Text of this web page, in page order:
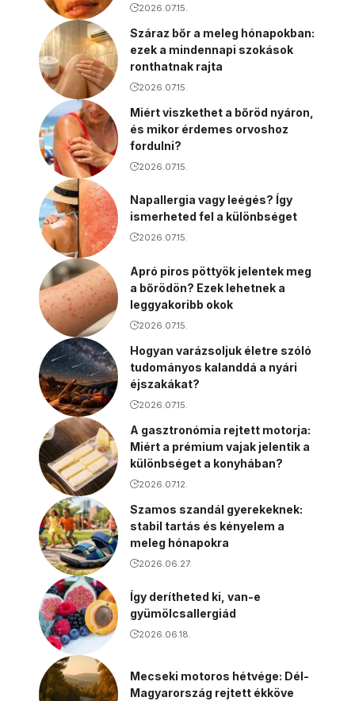
2026.07.15.
Száraz bőr a meleg hónapokban:
ezek a mindennapi szokások
ronthatnak rajta
2026.07.15.
Miért viszkethet a bőröd nyáron,
és mikor érdemes orvoshoz
fordulni?
2026.07.15.
Napallergia vagy leégés? Így
ismerheted fel a különbséget
2026.07.15.
Apró piros pöttyök jelentek meg
a bőrödön? Ezek lehetnek a
leggyakoribb okok
2026.07.15.
Hogyan varázsoljuk életre szóló
tudományos kalanddá a nyári
éjszakákat?
2026.07.15.
A gasztronómia rejtett motorja:
Miért a prémium vajak jelentik a
különbséget a konyhában?
2026.07.12.
Szamos szandál gyerekeknek:
stabil tartás és kényelem a
meleg hónapokra
2026.06.27.
Így derítheted ki, van-e
gyümölcsallergiád
2026.06.18.
Mecseki motoros hétvége: Dél-
Magyarország rejtett ékköve